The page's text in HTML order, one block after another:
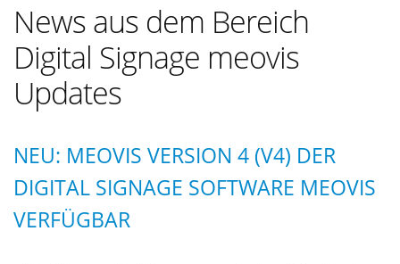
News aus dem Bereich
Digital Signage meovis
Updates
NEU: MEOVIS VERSION 4 (V4) DER
DIGITAL SIGNAGE SOFTWARE MEOVIS
VERFÜGBAR